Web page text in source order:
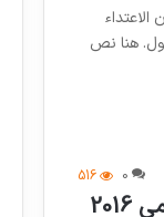
هنا نص
0
516
3977 من المدنيين قتلوا بين عامي 2016